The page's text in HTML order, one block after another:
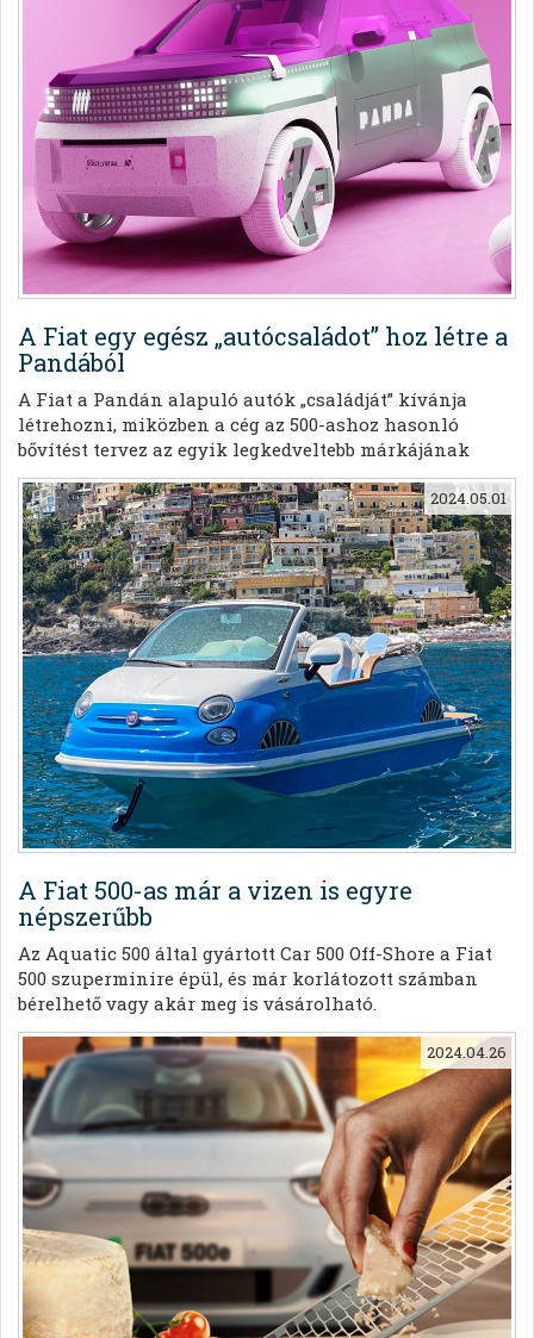
A Fiat egy egész „autócsaládot” hoz létre a
Pandából
A Fiat a Pandán alapuló autók „családját” kívánja
létrehozni, miközben a cég az 500-ashoz hasonló
bővítést tervez az egyik legkedveltebb márkájának
felhasználásával
A Fiat 500-as már a vizen is egyre
népszerűbb
2024.05.01
Az Aquatic 500 által gyártott Car 500 Off-Shore a Fiat
500 szuperminire épül, és már korlátozott számban
bérelhető vagy akár meg is vásárolható.
2024.04.26